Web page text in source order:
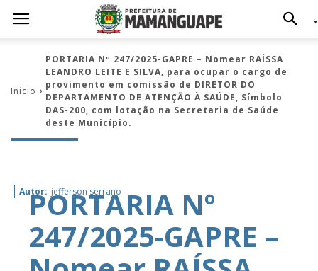
Início
PORTARIA Nº 247/2025-GAPRE – Nomear RAÍSSA
LEANDRO LEITE E SILVA, para ocupar o cargo de
provimento em comissão de DIRETOR DO
DEPARTAMENTO DE ATENÇÃO À SAÚDE, Símbolo
DAS-200, com lotação na Secretaria de Saúde
deste Município.
Autor: jefferson serrano
PORTARIA Nº
247/2025-GAPRE –